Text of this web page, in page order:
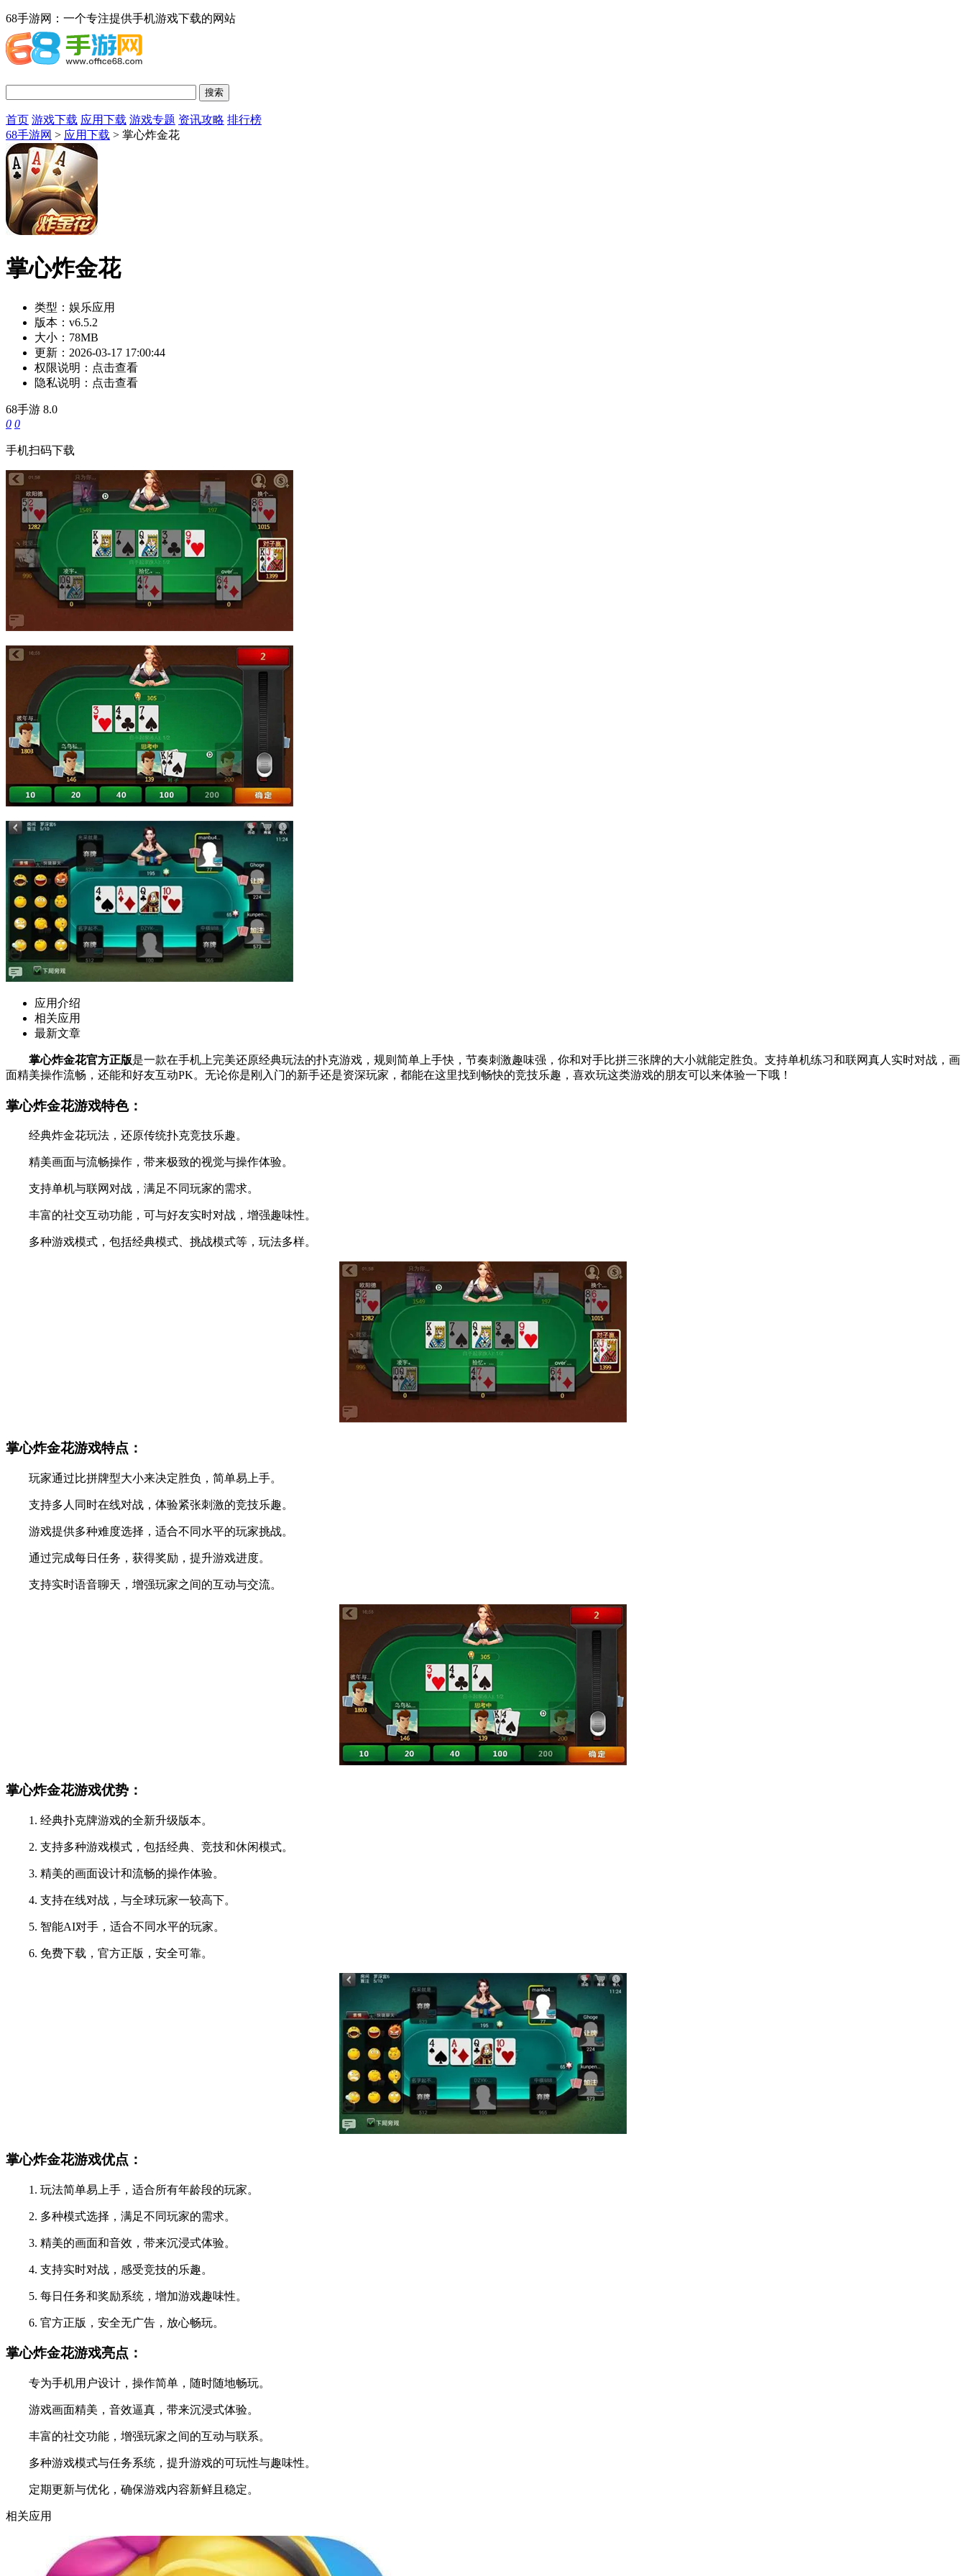
68手游网：一个专注提供手机游戏下载的网站
首页 游戏下载 应用下载 游戏专题 资讯攻略 排行榜
68手游网 > 应用下载 > 掌心炸金花
掌心炸金花
类型： 娱乐应用
版本： v6.5.2
大小： 78MB
更新： 2026-03-17 17:00:44
权限说明： 点击查看
隐私说明： 点击查看
68手游 8.0
0 0
手机扫码下载
应用介绍
相关应用
最新文章
掌心炸金花官方正版是一款在手机上完美还原经典玩法的扑克游戏，规则简单上手快，节奏刺激趣味强，你和对手比拼三张牌的大小就能定胜负。支持单机练习和联网真人实时对战，画
面精美操作流畅，还能和好友互动PK。无论你是刚入门的新手还是资深玩家，都能在这里找到畅快的竞技乐趣，喜欢玩这类游戏的朋友可以来体验一下哦！
掌心炸金花游戏特色：
经典炸金花玩法，还原传统扑克竞技乐趣。
精美画面与流畅操作，带来极致的视觉与操作体验。
支持单机与联网对战，满足不同玩家的需求。
丰富的社交互动功能，可与好友实时对战，增强趣味性。
多种游戏模式，包括经典模式、挑战模式等，玩法多样。
掌心炸金花游戏特点：
玩家通过比拼牌型大小来决定胜负，简单易上手。
支持多人同时在线对战，体验紧张刺激的竞技乐趣。
游戏提供多种难度选择，适合不同水平的玩家挑战。
通过完成每日任务，获得奖励，提升游戏进度。
支持实时语音聊天，增强玩家之间的互动与交流。
掌心炸金花游戏优势：
1. 经典扑克牌游戏的全新升级版本。
2. 支持多种游戏模式，包括经典、竞技和休闲模式。
3. 精美的画面设计和流畅的操作体验。
4. 支持在线对战，与全球玩家一较高下。
5. 智能AI对手，适合不同水平的玩家。
6. 免费下载，官方正版，安全可靠。
掌心炸金花游戏优点：
1. 玩法简单易上手，适合所有年龄段的玩家。
2. 多种模式选择，满足不同玩家的需求。
3. 精美的画面和音效，带来沉浸式体验。
4. 支持实时对战，感受竞技的乐趣。
5. 每日任务和奖励系统，增加游戏趣味性。
6. 官方正版，安全无广告，放心畅玩。
掌心炸金花游戏亮点：
专为手机用户设计，操作简单，随时随地畅玩。
游戏画面精美，音效逼真，带来沉浸式体验。
丰富的社交功能，增强玩家之间的互动与联系。
多种游戏模式与任务系统，提升游戏的可玩性与趣味性。
定期更新与优化，确保游戏内容新鲜且稳定。
相关应用